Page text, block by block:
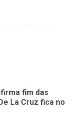
fim das
La Cruz fica no